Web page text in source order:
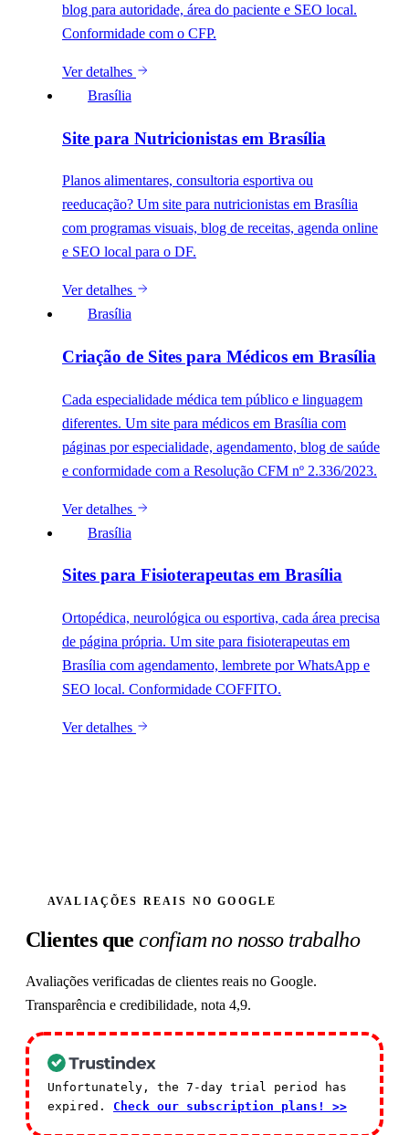
blog para autoridade, área do paciente e SEO local.
Conformidade com o CFP.
Ver detalhes
Brasília
Site para Nutricionistas em Brasília
Planos alimentares, consultoria esportiva ou
reeducação? Um site para nutricionistas em Brasília
com programas visuais, blog de receitas, agenda online
e SEO local para o DF.
Ver detalhes
Brasília
Criação de Sites para Médicos em Brasília
Cada especialidade médica tem público e linguagem
diferentes. Um site para médicos em Brasília com
páginas por especialidade, agendamento, blog de saúde
e conformidade com a Resolução CFM nº 2.336/2023.
Ver detalhes
Brasília
Sites para Fisioterapeutas em Brasília
Ortopédica, neurológica ou esportiva, cada área precisa
de página própria. Um site para fisioterapeutas em
Brasília com agendamento, lembrete por WhatsApp e
SEO local. Conformidade COFFITO.
Ver detalhes
AVALIAÇÕES REAIS NO GOOGLE
Clientes queconfiam no nosso trabalho
Avaliações verificadas de clientes reais no Google.
Transparência e credibilidade, nota 4,9.
Unfortunately, the 7-day trial period has
expired. Check our subscription plans! >>